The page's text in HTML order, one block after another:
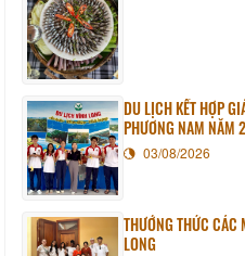
DU LỊCH KẾT HỢP
PHƯƠNG NAM NĂM
03/08/2026
THƯỞNG THỨC
LONG